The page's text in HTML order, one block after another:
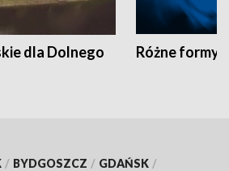
dla Dolnego
Różne formy
/ BYDGOSZCZ / GDAŃSK /